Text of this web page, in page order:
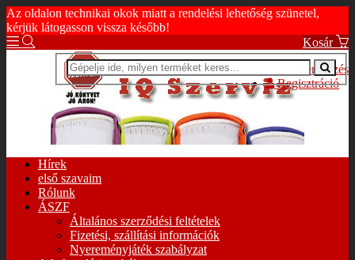
Az oldalon technikai okok miatt a rendelési lehetőség szünetel,
kérjük látogasson vissza később!
Kosár
Bejelentkezés
Regisztráció
Hírek
első szavaim
Rólunk
ÁSZF
Általános szerződési feltételek
Fizetési, szállítási információk
Nyereményjáték szabályzat